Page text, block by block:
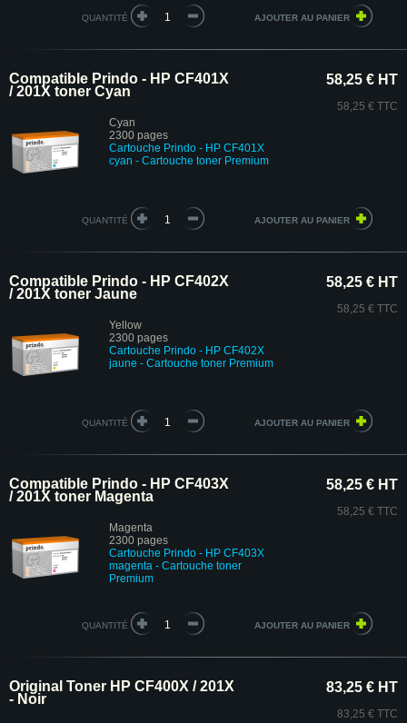
QUANTITÉ
Compatible Prindo - HP CF401X
/ 201X toner Cyan
Cyan
2300 pages
Cartouche Prindo - HP CF401X
cyan - Cartouche toner Premium
58,25 € HT
58,25 € TTC
QUANTITÉ
Compatible Prindo - HP CF402X
/ 201X toner Jaune
Yellow
2300 pages
Cartouche Prindo - HP CF402X
jaune - Cartouche toner Premium
58,25 € HT
58,25 € TTC
QUANTITÉ
Compatible Prindo - HP CF403X
/ 201X toner Magenta
Magenta
2300 pages
Cartouche Prindo - HP CF403X
magenta - Cartouche toner
Premium
58,25 € HT
58,25 € TTC
QUANTITÉ
Original Toner HP CF400X / 201X
- Noir
83,25 € HT
83,25 € TTC